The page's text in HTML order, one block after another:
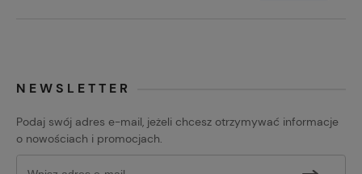
NEWSLETTER
Podaj swój adres e-mail, jeżeli chcesz otrzymywać informacje
o nowościach i promocjach.